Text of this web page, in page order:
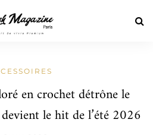
en crochet détrône le
le hit de l’été 2026